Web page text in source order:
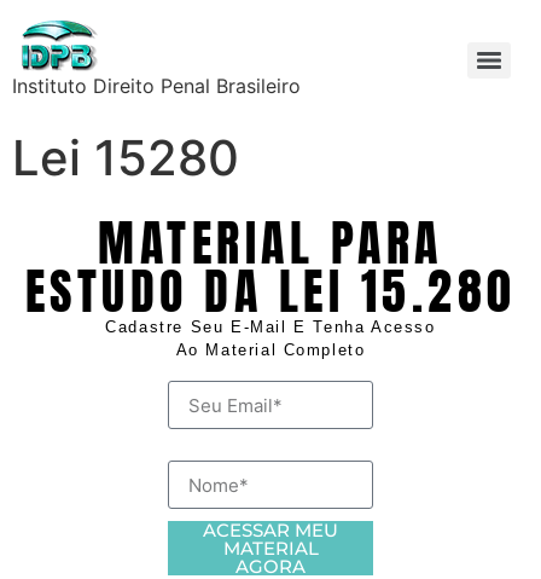
Instituto Direito Penal Brasileiro
Lei 15280
MATERIAL PARA
ESTUDO DA LEI 15.280
Cadastre Seu E-Mail E Tenha Acesso
Ao Material Completo
ACESSAR MEU
MATERIAL
AGORA